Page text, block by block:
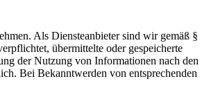
Als Diensteanbieter sind wir gemäß §
übermittelte oder gespeicherte
der Nutzung von Informationen nach den
Bei Bekanntwerden von entsprechenden